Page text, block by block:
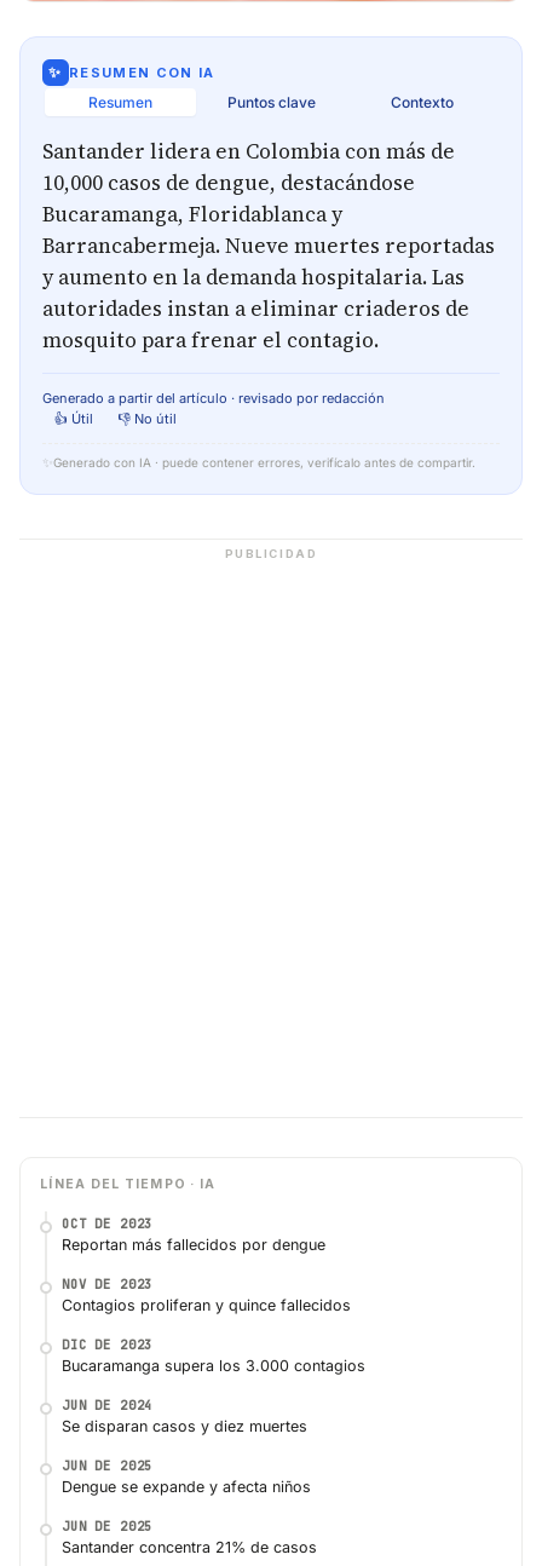
✨ RESUMEN CON IA
Resumen Puntos clave Contexto
Santander lidera en Colombia con más de
10,000 casos de dengue, destacándose
Bucaramanga, Floridablanca y
Barrancabermeja. Nueve muertes reportadas
y aumento en la demanda hospitalaria. Las
autoridades instan a eliminar criaderos de
mosquito para frenar el contagio.
Generado a partir del artículo · revisado por redacción
👍 Útil
👎 No útil
✨ Generado con IA · puede contener errores, verifícalo antes de compartir.
PUBLICIDAD
LÍNEA DEL TIEMPO · IA
OCT DE 2023
Reportan más fallecidos por dengue
NOV DE 2023
Contagios proliferan y quince fallecidos
DIC DE 2023
Bucaramanga supera los 3.000 contagios
JUN DE 2024
Se disparan casos y diez muertes
JUN DE 2025
Dengue se expande y afecta niños
JUN DE 2025
Santander concentra 21% de casos